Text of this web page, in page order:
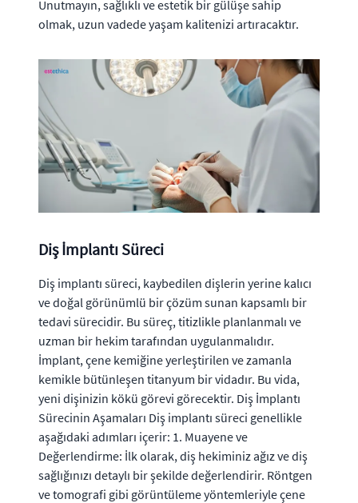
Unutmayın, sağlıklı ve estetik bir gülüşe sahip
olmak, uzun vadede yaşam kalitenizi artıracaktır.
Diş İmplantı Süreci
Diş implantı süreci, kaybedilen dişlerin yerine kalıcı
ve doğal görünümlü bir çözüm sunan kapsamlı bir
tedavi sürecidir. Bu süreç, titizlikle planlanmalı ve
uzman bir hekim tarafından uygulanmalıdır.
İmplant, çene kemiğine yerleştirilen ve zamanla
kemikle bütünleşen titanyum bir vidadır. Bu vida,
yeni dişinizin kökü görevi görecektir. Diş İmplantı
Sürecinin Aşamaları Diş implantı süreci genellikle
aşağıdaki adımları içerir: 1. Muayene ve
Değerlendirme: İlk olarak, diş hekiminiz ağız ve diş
sağlığınızı detaylı bir şekilde değerlendirir. Röntgen
ve tomografi gibi görüntüleme yöntemleriyle çene